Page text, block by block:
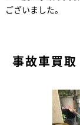
ございました。
事故車買